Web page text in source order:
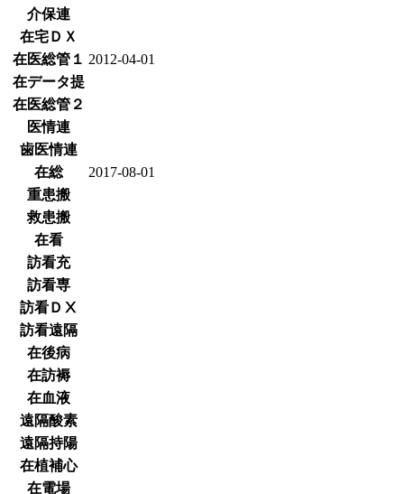
介保連
在宅ＤＸ
在医総管１ 2012-04-01
在データ提
在医総管２
医情連
歯医情連
在総
2017-08-01
重患搬
救患搬
在看
訪看充
訪看専
訪看ＤⅩ
訪看遠隔
在後病
在訪褥
在血液
遠隔酸素
遠隔持陽
在植補心
在電場